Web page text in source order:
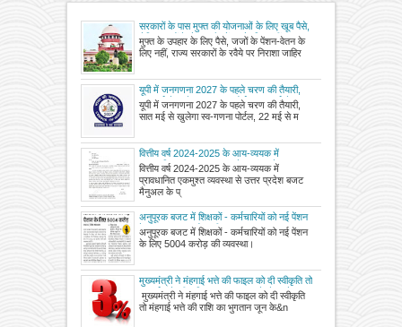
सरकारों के पास मुफ्त की योजनाओं के लिए खूब पैसे,
लेकिन जजों के वेतन और पेंशन के लिए नहीं, राज्य
सरकारों के रवैये पर निराशा जाहिर करते हुए सुप्रीम
कोर्ट की टिप्पणी
मुफ्त के उपहार के लिए पैसे, जजों के पेंशन-वेतन के
लिए नहीं, राज्य सरकारों के रवैये पर निराशा जाहिर
यूपी में जनगणना 2027 के पहले चरण की तैयारी,
सात मई से खुलेगा स्व-गणना पोर्टल, 22 मई से
मकान सूचीकरण शुरू
यूपी में जनगणना 2027 के पहले चरण की तैयारी,
सात मई से खुलेगा स्व-गणना पोर्टल, 22 मई से म
वित्तीय वर्ष 2024-2025 के आय-व्ययक में
प्रावधानित एकमुश्त व्यवस्था से उत्तर प्रदेश बजट
मैनुअल के प्रस्तर-94 के अन्तर्गत स्वीकृति के
सम्बन्ध में
वित्तीय वर्ष 2024-2025 के आय-व्ययक में
प्रावधानित एकमुश्त व्यवस्था से उत्तर प्रदेश बजट
मैनुअल के प्
अनुपूरक बजट में शिक्षकों - कर्मचारियों को नई पेंशन
के लिए 5004 करोड़ की व्यवस्था
अनुपूरक बजट में शिक्षकों - कर्मचारियों को नई पेंशन
के लिए 5004 करोड़ की व्यवस्था।
मुख्यमंत्री ने मंहगाई भत्ते की फाइल को दी स्वीकृति तो
मंहगाई भत्ते की राशि का भुगतान जून के वेतन के साथ
मुख्यमंत्री ने मंहगाई भत्ते की फाइल को दी स्वीकृति
तो मंहगाई भत्ते की राशि का भुगतान जून के&n